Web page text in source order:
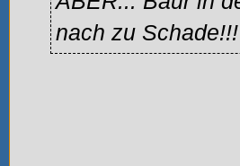
nach zu Schade!!!